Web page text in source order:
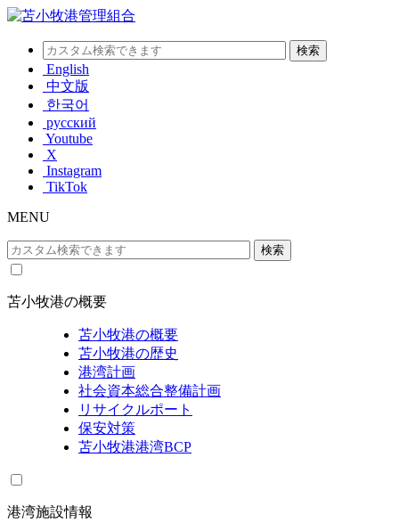
English
中文版
한국어
русский
Youtube
X
Instagram
TikTok
MENU
苫小牧港の概要
苫小牧港の概要
苫小牧港の歴史
港湾計画
社会資本総合整備計画
リサイクルポート
保安対策
苫小牧港港湾BCP
港湾施設情報